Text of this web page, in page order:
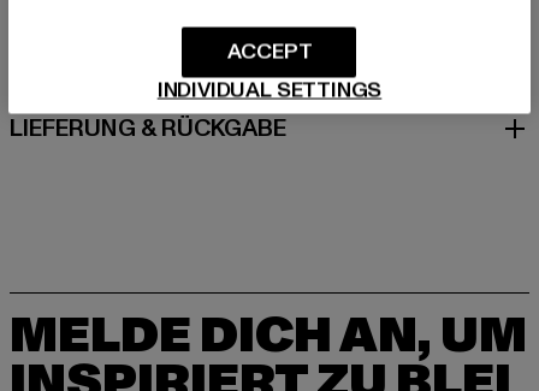
GRÖSSE & PASSFORM
PFLEGEHINWEISE
LIEFERUNG & RÜCKGABE
MELDE DICH AN, UM
INDIVIDUAL SETTINGS
ACCEPT